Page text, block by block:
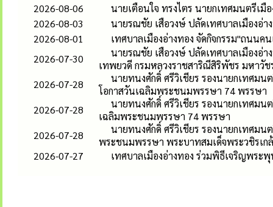
2026-08-06
นายเตือนใจ ทรงไตร นายกเทศมนตรีเมื
2026-08-03
นายรณชัย เสือวงษ์ ปลัดเทศบาลเมืองอ่า
2026-08-01
เทศบาลเมืองอ่างทอง จัดกิจกรรม"ถนนค
2026-07-30
นายรณชัย เสือวงษ์ ปลัดเทศบาลเมืองอ่
เทพยวดี กรมหลวงราชสาริณีสิริพัชร มหาวัช
2026-07-28
นายทนงศักดิ์ ศรีวิเชียร รองนายกเทศม
โอกาสวันเฉลิมพระชนมพรรษา 74 พรรษา
2026-07-28
นายทนงศักดิ์ ศรีวิเชียร รองนายกเทศมน
เฉลิมพระชนมพรรษา 74 พรรษา
2026-07-28
นายทนงศักดิ์ ศรีวิเชียร รองนายกเทศม
พระชนมพรรษา พระบาทสมเด็จพระวชิรเก
2026-07-27
เทศบาลเมืองอ่างทอง ร่วมพิธีเจริญพระ